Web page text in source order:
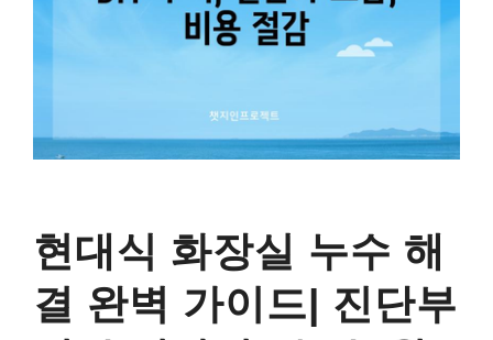
현대식 화장실 누수 해
결 완벽 가이드| 진단부